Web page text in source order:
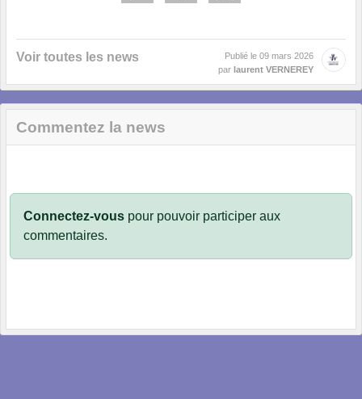
Voir toutes les news Publié le 09 mars 2026
par laurent VERNEREY
Commentez la news
Connectez-vous pour pouvoir participer aux
commentaires.